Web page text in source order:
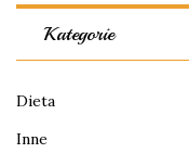
Kategorie
Dieta
Inne